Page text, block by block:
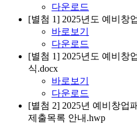
다운로드
[별첨 1] 2025년도 예비창
바로보기
다운로드
[별첨 1] 2025년도 예비창
식.docx
바로보기
다운로드
[별첨 2] 2025년 예비창업
제출목록 안내.hwp